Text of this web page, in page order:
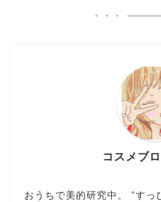
コスメブ
おうちで美的研究中。 ”すっ